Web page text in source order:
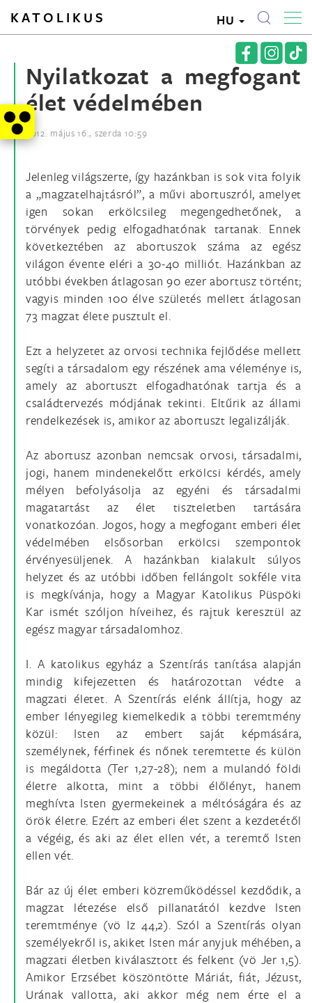
KATOLIKUS HU
Nyilatkozat a megfogant
élet védelmében
2012. május 16., szerda 10:59
Jelenleg világszerte, így hazánkban is sok vita folyik
a „magzatelhajtásról”, a művi abortuszról, amelyet
igen sokan erkölcsileg megengedhetőnek, a
törvények pedig elfogadhatónak tartanak. Ennek
következtében az abortuszok száma az egész
világon évente eléri a 30-40 milliót. Hazánkban az
utóbbi években átlagosan 90 ezer abortusz történt;
vagyis minden 100 élve születés mellett átlagosan
73 magzat élete pusztult el.
Ezt a helyzetet az orvosi technika fejlődése mellett
segíti a társadalom egy részének ama véleménye is,
amely az abortuszt elfogadhatónak tartja és a
családtervezés módjának tekinti. Eltűrik az állami
rendelkezések is, amikor az abortuszt legalizálják.
Az abortusz azonban nemcsak orvosi, társadalmi,
jogi, hanem mindenekelőtt erkölcsi kérdés, amely
mélyen befolyásolja az egyéni és társadalmi
magatartást az élet tiszteletben tartására
vonatkozóan. Jogos, hogy a megfogant emberi élet
védelmében elsősorban erkölcsi szempontok
érvényesüljenek. A hazánkban kialakult súlyos
helyzet és az utóbbi időben fellángolt sokféle vita
is megkívánja, hogy a Magyar Katolikus Püspöki
Kar ismét szóljon híveihez, és rajtuk keresztül az
egész magyar társadalomhoz.
I. A katolikus egyház a Szentírás tanítása alapján
mindig kifejezetten és határozottan védte a
magzati életet. A Szentírás elénk állítja, hogy az
ember lényegileg kiemelkedik a többi teremtmény
közül: Isten az embert saját képmására,
személynek, férfinek és nőnek teremtette és külön
is megáldotta (Ter 1,27-28); nem a mulandó földi
életre alkotta, mint a többi élőlényt, hanem
meghívta Isten gyermekeinek a méltóságára és az
örök életre. Ezért az emberi élet szent a kezdetétől
a végéig, és aki az élet ellen vét, a teremtő Isten
ellen vét.
Bár az új élet emberi közreműködéssel kezdődik, a
magzat létezése első pillanatától kezdve Isten
teremtménye (vö Iz 44,2). Szól a Szentírás olyan
személyekről is, akiket Isten már anyjuk méhében, a
magzati életben kiválasztott és felkent (vö Jer 1,5).
Amikor Erzsébet köszöntötte Máriát, fiát, Jézust,
Urának vallotta, aki akkor még nem érte el a